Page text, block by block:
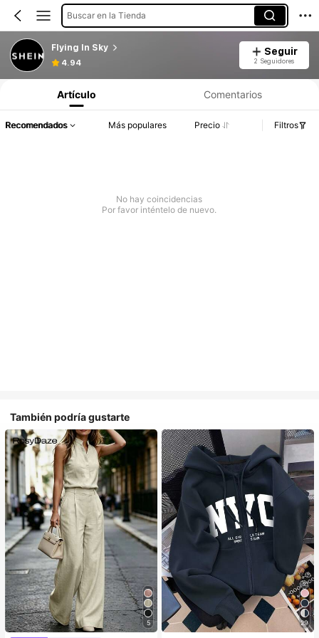
Buscar en la Tienda
Flying In Sky
4.94
Seguir
2 Seguidores
Artículo Comentarios
Recomendados Más populares Precio Filtros
No hay coincidencias
Por favor inténtelo de nuevo.
También podría gustarte
5 29